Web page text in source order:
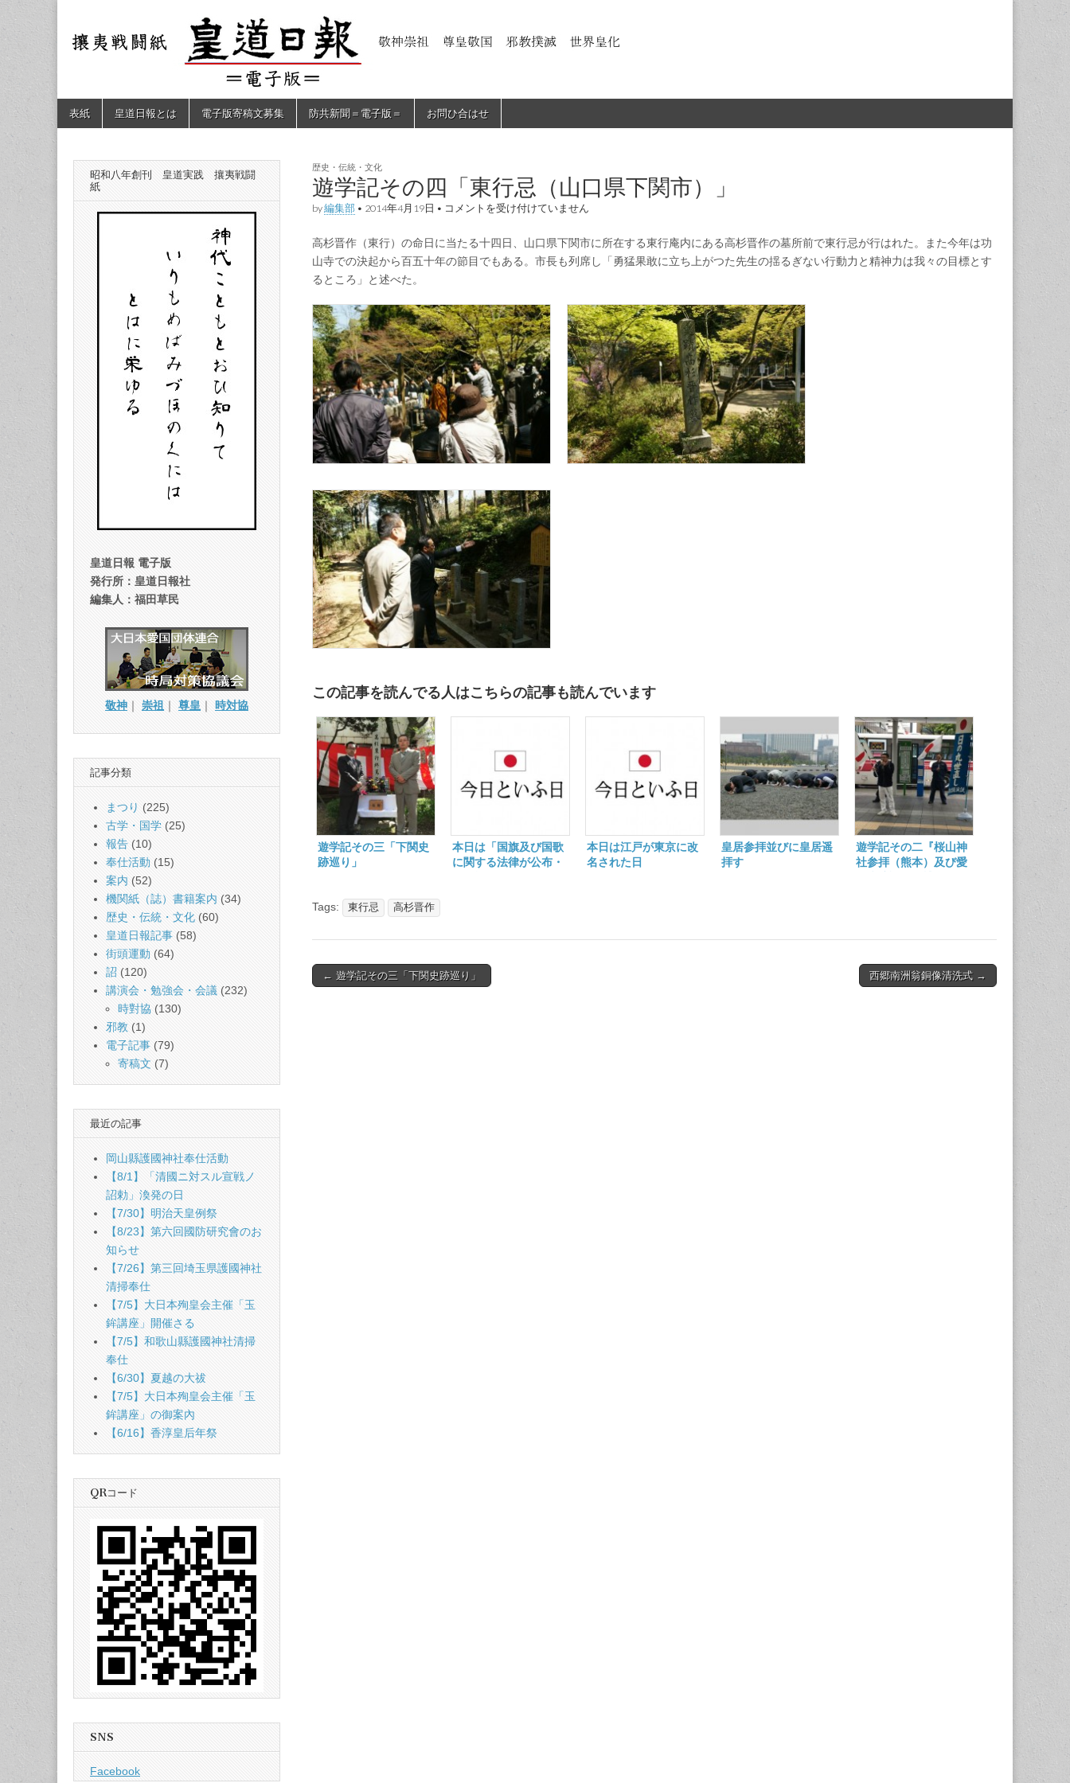
皇道
（防
共新
聞）
敬神
｜崇
祖｜
年創
刊
皇道
践
攘夷
戦闘
Main
menu
Skip
表紙 皇道日報とは 電子版寄稿文募集 防共新聞＝電子版＝ お問ひ合はせ
歴史・伝統・文化
遊学記その四「東行忌（山口県下関市）」
by編集部 • 2014年4月19日 • 遊
そ
の
忌
（山
口
県
下
関
市）」
は
コメントを受け付けていません
高杉晋作（東行）の命日に当たる十四日、山口県下関市に所在する東行庵内にある高杉晋作の墓所前で東行忌が行はれた。また今年は功
山寺での決起から百五十年の節目でもある。市長も列席し「勇猛果敢に立ち上がつた先生の揺るぎない行動力と精神力は我々の目標とす
るところ」と述べた。
この記事を読んでる人はこちらの記事も読んでいます
遊学記その三「下関史
跡巡り」
本日は「国旗及び国歌
に関する法律が公布・
本日は江戸が東京に改
名された日
皇居参拝並びに皇居遥
拝す
遊学記その二『桜山神
社参拝（熊本）及び愛
Tags: 東行忌 高杉晋作
Post
← 遊学記その三「下関史跡巡り」 西郷南洲翁銅像清洗式 →
昭和八年創刊 皇道実践 攘夷戦闘
紙
皇道日報 電子版
発行所：皇道日報社
編集人：福田草民
敬神 ｜ 崇祖 ｜ 尊皇 ｜ 時対協
記事分類
まつり (225)
古学・国学 (25)
報告 (10)
奉仕活動 (15)
案内 (52)
機関紙（誌）書籍案内 (34)
歴史・伝統・文化 (60)
皇道日報記事 (58)
街頭運動 (64)
詔 (120)
講演会・勉強会・会議 (232)
時對協 (130)
邪教 (1)
電子記事 (79)
寄稿文 (7)
最近の記事
岡山縣護國神社奉仕活動
【8/1】「清國ニ対スル宣戦ノ
詔勅」渙発の日
【7/30】明治天皇例祭
【8/23】第六回國防研究會のお
知らせ
【7/26】第三回埼玉県護國神社
清掃奉仕
【7/5】大日本殉皇会主催「玉
鉾講座」開催さる
【7/5】和歌山縣護國神社清掃
奉仕
【6/30】夏越の大祓
【7/5】大日本殉皇会主催「玉
鉾講座」の御案內
【6/16】香淳皇后年祭
QRコード
SNS
Facebook